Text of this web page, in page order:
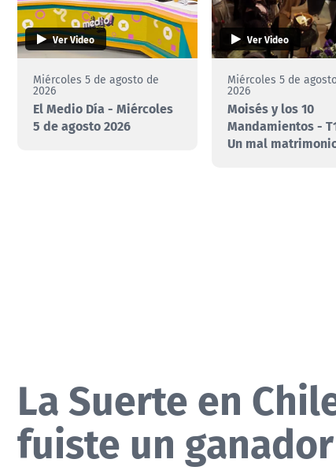
Ver Video
Miércoles 5 de agosto de
2026
El Medio Día - Miércoles
5 de agosto 2026
Ver Video
Miércoles 5 de
2026
Moisés y los 10
Mandamientos -
Un mal
La Suerte en
fuiste un